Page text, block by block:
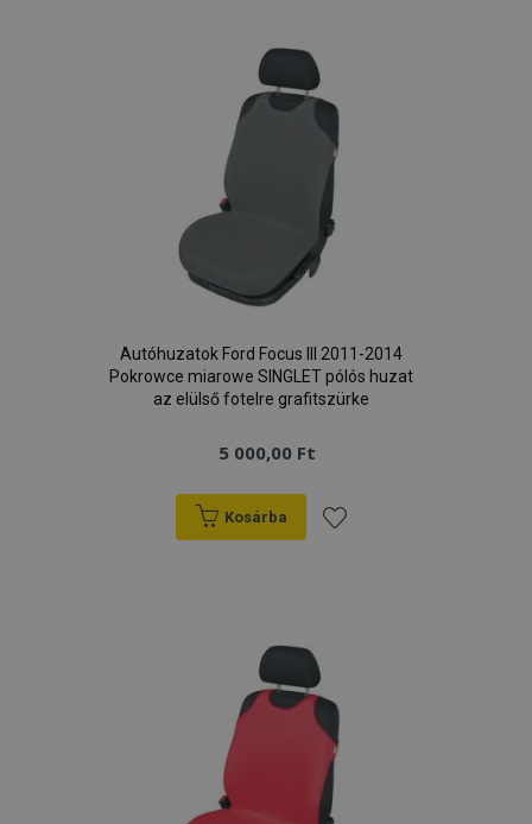
kívánságlistához
Autóhuzatok Ford Focus III 2011-2014
Pokrowce miarowe SINGLET pólós huzat
az elülső fotelre grafitszürke
5 000,00 Ft
Kosárba
kívánságlistához